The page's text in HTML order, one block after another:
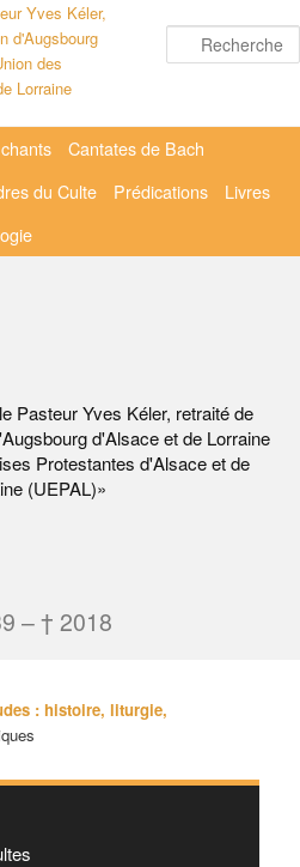
Pasteur Yves Kéler, retraité de
d'Alsace et de Lorraine
Protestantes d'Alsace et de
(UEPAL)»
– † 2018
Cantates de Bach
du Culte Prédications
Livres
: histoire, liturgie,